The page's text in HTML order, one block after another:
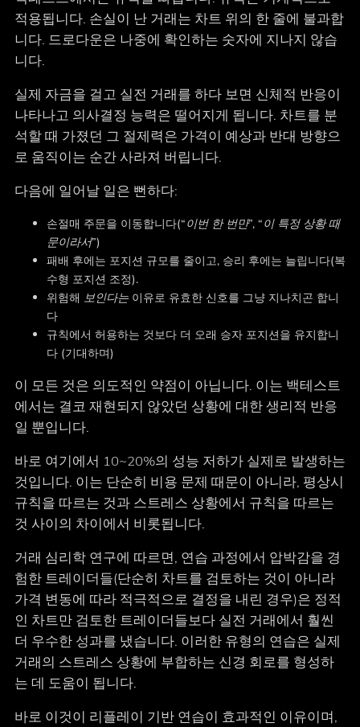
적용됩니다. 손실이 난 거래는 차트 위의 한 줄에 불과합
니다. 드로다운은 나중에 확인하는 숫자에 지나지 않습
니다.
실제 자금을 걸고 실전 거래를 하다 보면 신체적 반응이
나타나고 의사결정 능력은 떨어지게 됩니다. 차트를 분
석할 때 가졌던 그 절제력은 가격이 예상과 반대 방향으
로 움직이는 순간 사라져 버립니다.
다음에 일어날 일은 뻔하다:
손절매 주문을 이동합니다(“이번 한 번만”, “이 특정 상황 때
문이라서”)
패배 후에는 포지션 규모를 줄이고, 승리 후에는 늘립니다(복
수형 포지션 조정).
위험해 보인다는이유로 유효한 신호를 그냥 지나치곤 합니
다
규칙에서 허용하는 것보다 더 오래 승자 포지션을 유지합니
다 (기대하며)
이 모든 것은 의도적인 약점이 아닙니다. 이는 백테스트
에서는 결코 재현되지 않았던 상황에 대한 생리적 반응
일 뿐입니다.
바로 여기에서 10~20%의 성능 저하가 실제로 발생하는
것입니다. 이는 단순히 비용 문제 때문이 아니라, 평상시
규칙을 따르는 것과 스트레스 상황에서 규칙을 따르는
것 사이의 차이에서 비롯됩니다.
거래 심리학 연구에 따르면, 연습 과정에서 압박감을 경
험한 트레이더들(단순히 차트를 검토하는 것이 아니라
가격 변동에 따라 적극적으로 결정을 내린 경우)은 정적
인 차트만 검토한 트레이더들보다 실전 거래에서 훨씬
더 우수한 성과를 냈습니다. 이러한 유형의 연습은 실제
거래의 스트레스 상황에 부합하는 신경 회로를 형성하
는 데 도움이 됩니다.
바로 이것이 리플레이 기반 연습이 효과적인 이유이며,